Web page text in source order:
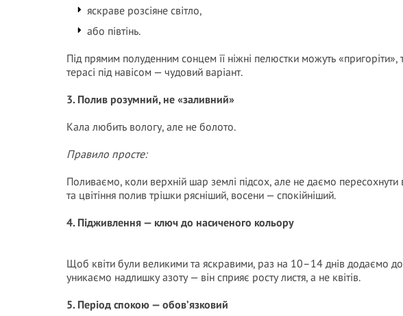
яскраве розсіяне світло,
або півтінь.
Під прямим полуденним сонцем її ніжні пелюстки можуть
терасі під навісом — чудовий варіант.
3. Полив розумний, не «заливний»
Кала любить вологу, але не болото.
Правило просте:
Поливаємо, коли верхній шар землі підсох, але не даємо пересохнути
та цвітіння полив трішки рясніший, восени — спокійніший.
4. Підживлення — ключ до насиченого кольору
Щоб квіти були великими та яскравими, раз на 10–14 днів додаємо
уникаємо надлишку азоту — він сприяє росту листя, а не квітів.
5. Період спокою — обов’язковий